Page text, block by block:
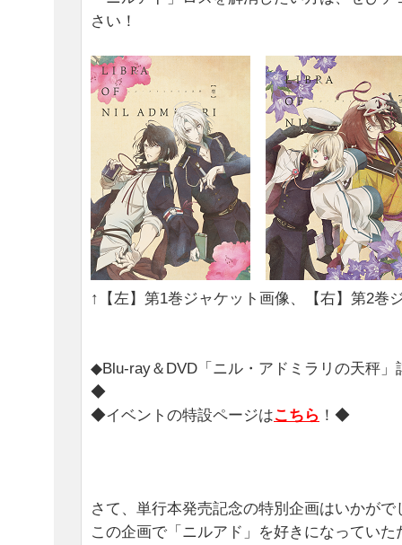
さい！
↑【左】第1巻ジャケット画像、【右】第2巻
◆Blu-ray＆DVD「ニル・アドミラリの天秤」
◆
◆イベントの特設ページはこちら ！◆
さて、単行本発売記念の特別企画はいかがで
この企画で「ニルアド」を好きになってい